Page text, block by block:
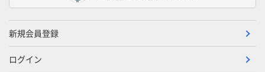
新規会員登録
ログイン